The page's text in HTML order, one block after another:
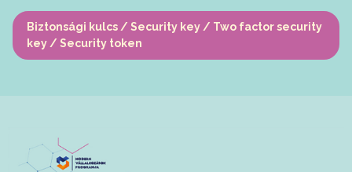
Biztonsági kulcs / Security key / Two factor security
key / Security token